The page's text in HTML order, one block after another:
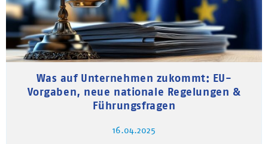
Was auf Unternehmen zukommt: EU-
Vorgaben, neue nationale Regelungen &
Führungsfragen
16.04.2025